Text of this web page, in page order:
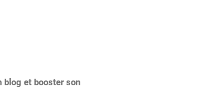
blog et booster son